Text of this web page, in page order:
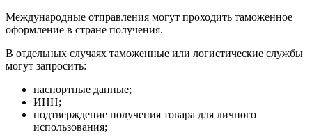
Международные отправления могут проходить таможенное
оформление в стране получения.
В отдельных случаях таможенные или логистические службы
могут запросить:
паспортные данные;
ИНН;
подтверждение получения товара для личного
использования;